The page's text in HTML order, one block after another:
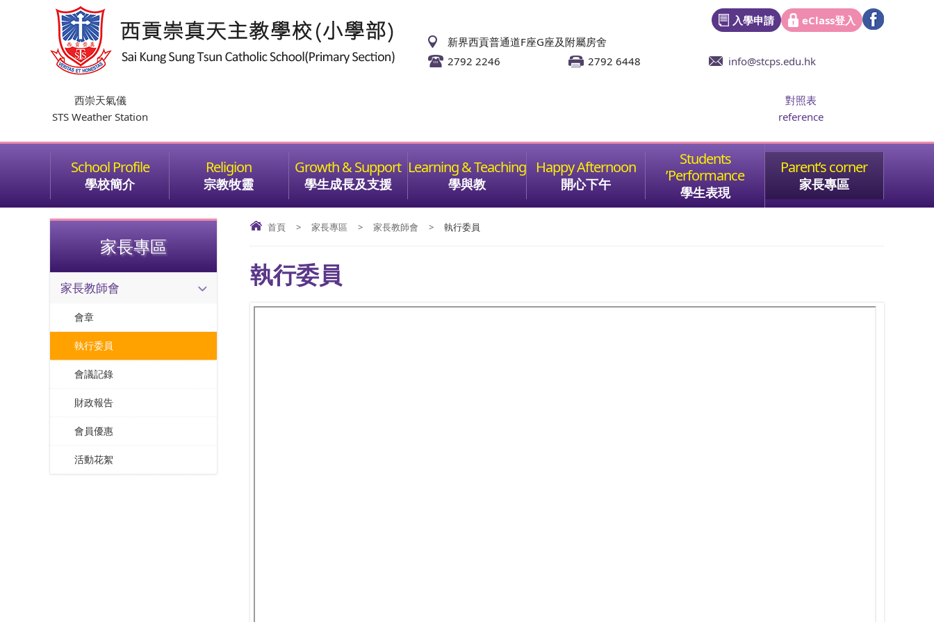
eClass登入
入學申請
新界西貢普通道F座G座及附屬房舍
2792 2246
2792 6448 info@stcps.edu.hk
西崇天氣儀
STS Weather Station
對照表
reference
學校簡介 宗教牧靈 學生成長及支援 學與教 開心下午 學生表現 家長專區
首頁 > 家長專區 > 家長教師會 > 執行委員
執行委員
家長專區
家長教師會
會章
執行委員
會議記錄
財政報告
會員優惠
活動花絮